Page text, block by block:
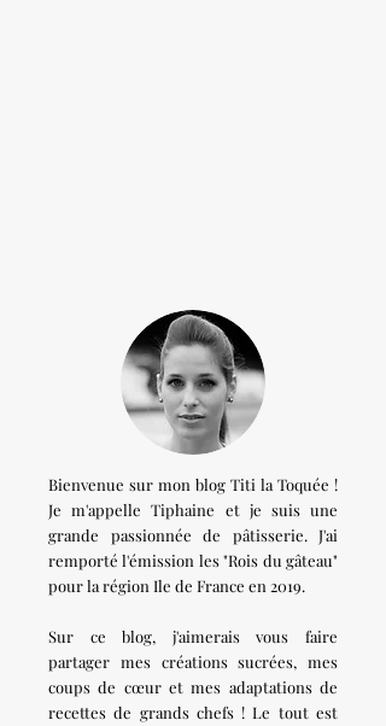
Bienvenue sur mon blog Titi la Toquée !
Je m'appelle Tiphaine et je suis une
grande passionnée de pâtisserie. J'ai
remporté l'émission les "Rois du gâteau"
pour la région Ile de France en 2019.
Sur ce blog, j'aimerais vous faire
partager mes créations sucrées, mes
coups de cœur et mes adaptations de
recettes de grands chefs ! Le tout est